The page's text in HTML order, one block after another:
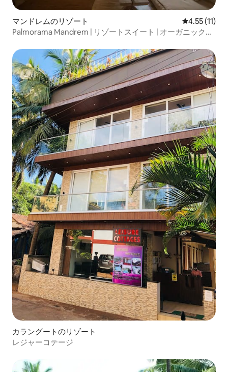
マンドレムのリゾート レビュー11
4.55 (11)
Palmorama Mandrem | リゾートスイート | オーガニックプ
カラングートのリゾート
レジャーコテージ